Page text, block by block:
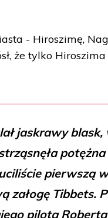
- Hiroszimę,
że tylko
jaskrawy
pierwszą
załogę Tibbets.
pilota